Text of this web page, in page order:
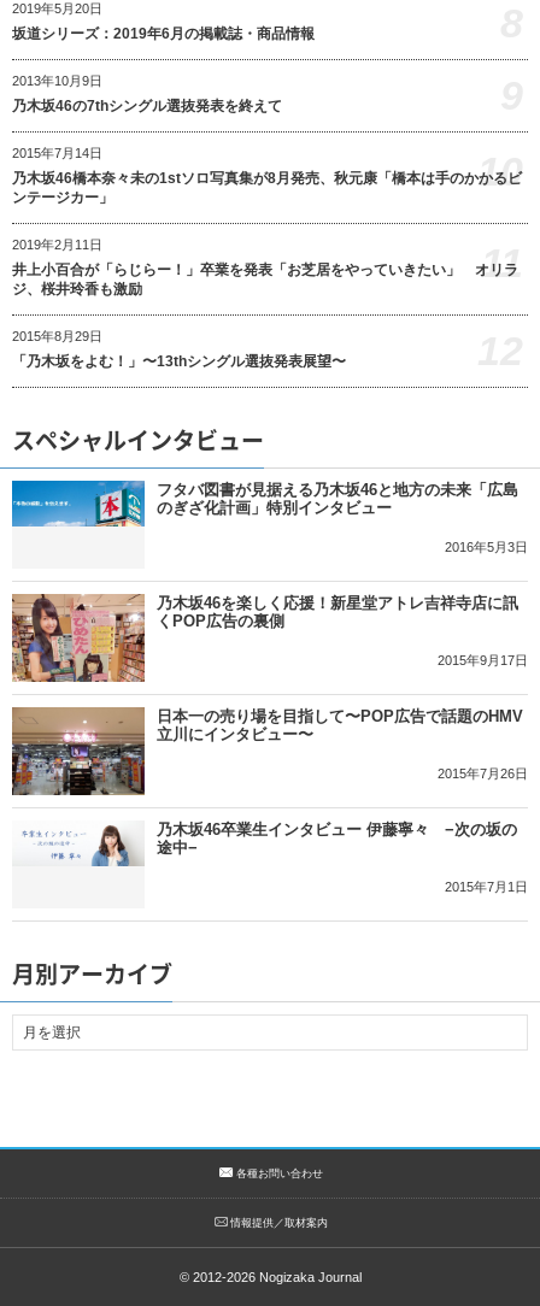
2019年5月20日
坂道シリーズ：2019年6月の掲載誌・商品情報
2013年10月9日
乃木坂46の7thシングル選抜発表を終えて
2015年7月14日
乃木坂46橋本奈々未の1stソロ写真集が8月発売、秋元康「橋本は手のかかるビ
ンテージカー」
10
2019年2月11日
井上小百合が「らじらー！」卒業を発表「お芝居をやっていきたい」 オリラ
ジ、桜井玲香も激励
11
2015年8月29日
「乃木坂をよむ！」〜13thシングル選抜発表展望〜
スペシャルインタビュー
フタバ図書が見据える乃木坂46と地方の未来「広島
のぎざ化計画」特別インタビュー
2016年5月3日
乃木坂46を楽しく応援！新星堂アトレ吉祥寺店に訊
くPOP広告の裏側
2015年9月17日
日本一の売り場を目指して〜POP広告で話題のHMV
立川にインタビュー〜
2015年7月26日
乃木坂46卒業生インタビュー 伊藤寧々 −次の坂の
途中−
2015年7月1日
月別アーカイブ
各種お問い合わせ
情報提供／取材案内
© 2012-2026 Nogizaka Journal